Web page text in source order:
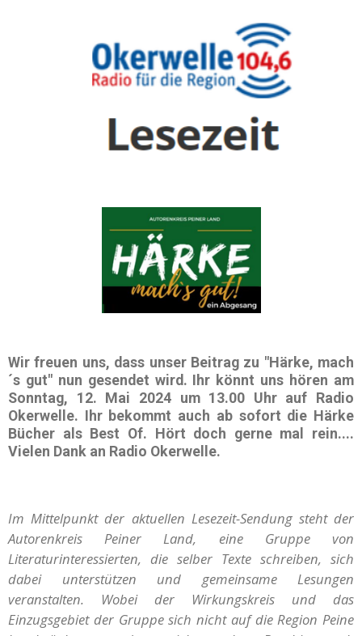
Wir freuen uns, dass unser Beitrag zu "Härke, mach
´s gut"nun gesendet wird. Ihr könnt uns hören am
Sonntag, 12. Mai 2024um 13.00 Uhrauf Radio
Okerwelle. Ihr bekommt auch ab sofort die Härke
Bücher als Best Of. Hört doch gerne mal rein....
Vielen Dank an Radio Okerwelle.
Im Mittelpunkt der aktuellen Lesezeit-Sendung steht der
Autorenkreis Peiner Land, eine Gruppe von
Literaturinteressierten, die selber Texte schreiben, sich
dabei unterstützen und gemeinsame Lesungen
veranstalten. Wobei der Wirkungskreis und das
Einzugsgebiet der Gruppe sich nicht auf die Region Peine